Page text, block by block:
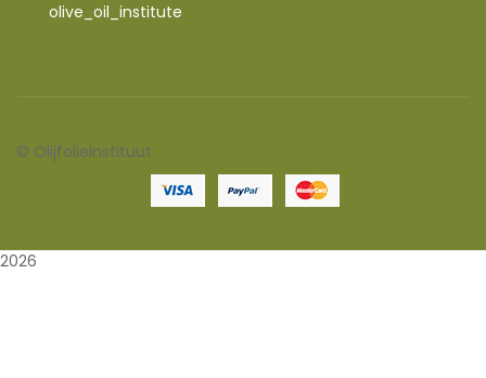
olive_oil_institute
© Olijfolieinstituut
2026